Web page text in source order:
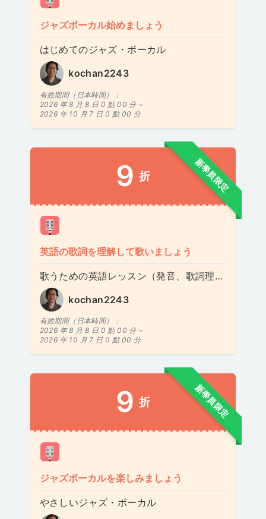
ジャズボーカル始めましょう
はじめてのジャズ・ボーカル
kochan2243
有效期間（日本時間）：
2026 年 8 月 8 日 0 點 00 分 ~
2026 年 10 月 7 日 0 點 00 分
新學員限定
9 折
英語の歌詞を理解して歌いましょう
歌うための英語レッスン（発音、歌詞理解）
kochan2243
有效期間（日本時間）：
2026 年 8 月 8 日 0 點 00 分 ~
2026 年 10 月 7 日 0 點 00 分
新學員限定
9 折
ジャズボーカルを楽しみましょう
やさしいジャズ・ボーカル